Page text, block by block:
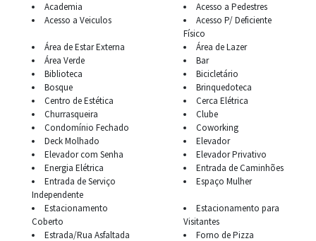
Academia
Acesso a Pedestres
Acesso a Veiculos
Acesso P/ Deficiente
Físico
Área de Estar Externa
Área de Lazer
Área Verde
Bar
Biblioteca
Bicicletário
Bosque
Brinquedoteca
Centro de Estética
Cerca Elétrica
Churrasqueira
Clube
Condomínio Fechado
Coworking
Deck Molhado
Elevador
Elevador com Senha
Elevador Privativo
Energia Elétrica
Entrada de Caminhões
Entrada de Serviço
Independente
Espaço Mulher
Estacionamento
Coberto
Estacionamento para
Visitantes
Estrada/Rua Asfaltada
Forno de Pizza